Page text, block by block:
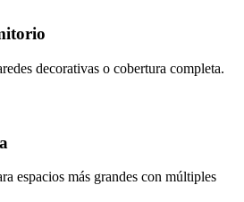
decorativas o cobertura completa.
espacios más grandes con múltiples